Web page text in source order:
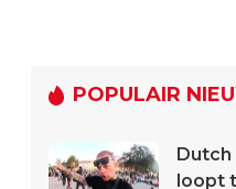
POPULAIR
Dutch
loopt